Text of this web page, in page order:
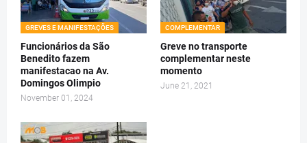
GREVES E MANIFESTAÇÕES
Funcionários da São
Benedito fazem
manifestacao na Av.
Domingos Olimpio
November 01, 2024
COMPLEMENTAR
Greve no transporte
complementar neste
momento
June 21, 2021